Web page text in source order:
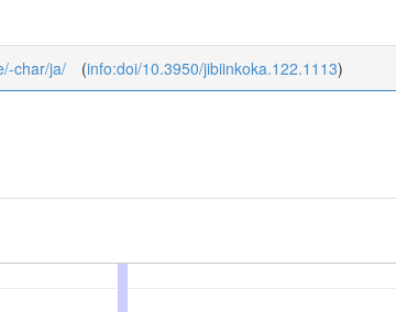
char/ja/ (info:doi/10.3950/jibiinkoka.122.1113)